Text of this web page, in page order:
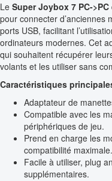
Le Super Joybox 7 PC->PC
pour connecter d’anciennes
ports USB, facilitant
ordinateurs modernes. Cet
qui souhaitent récupérer
volants et les utiliser sans
Caractéristiques
Adaptateur de
Compatible avec les
périphériques de jeu.
Prend en charge les
compatibilité maximale.
Facile à utiliser, plug
supplémentaires.